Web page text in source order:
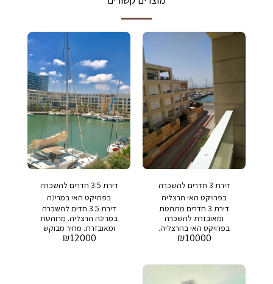
דירת 3 חדרים להשכרה
בפרויקט האי הרצליה
דירת 3 חדרים מרוהטת
ומאובזרת להשכרה
בפרויקט האי בהרצליה.
₪10000
דירת 3.5 חדרים להשכרה
בפרויקט האי במרינה
הרצליה
דירת 3.5 חדים להשכרה
במרינה הרצליה. מרוהטת
ומאובזרת. מחיר מבוקש
12,000 שח דמי אחזקה:
₪12000